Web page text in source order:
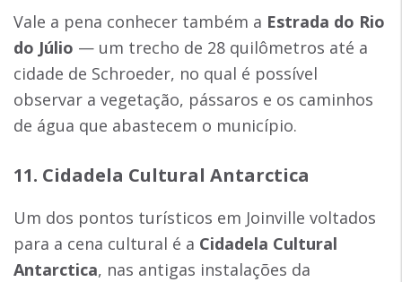
Vale a pena conhecer também a Estrada do Rio
do Júlio — um trecho de 28 quilômetros até a
cidade de Schroeder, no qual é possível
observar a vegetação, pássaros e os caminhos
de água que abastecem o município.
11. Cidadela Cultural Antarctica
Um dos pontos turísticos em Joinville voltados
para a cena cultural é a Cidadela Cultural
Antarctica, nas antigas instalações da